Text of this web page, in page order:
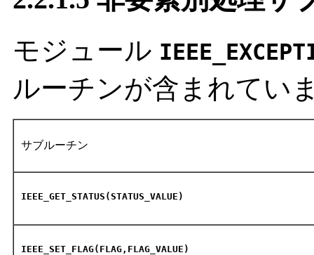
モジュール
ルーチンが含まれてい
サブルーチン
IEEE_GET_STATUS(STATUS_VALUE)
IEEE_SET_FLAG(FLAG,FLAG_VALUE)